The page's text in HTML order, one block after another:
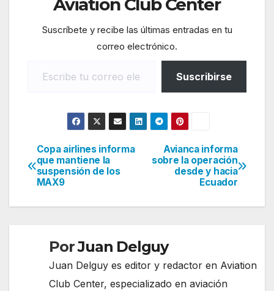
Suscríbete y recibe las últimas entradas en tu
correo electrónico.
Suscribirse
Navegación
de
entradas
Avianca informa
sobre la operación
desde y hacia
Ecuador
Copa airlines informa
que mantiene la
suspensión de los
MAX9
PorJuan Delguy
Juan Delguy es editor y redactor en Aviation
Club Center, especializado en aviación